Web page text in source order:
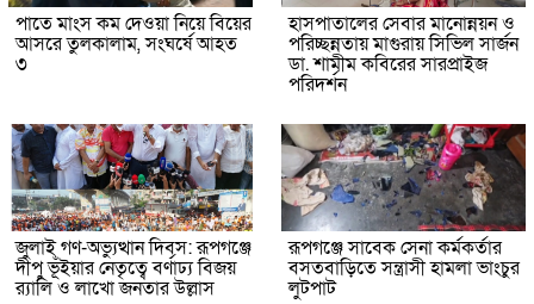
পাতে মাংস কম দেওয়া নিয়ে বিয়ের
আসরে তুলকালাম, সংঘর্ষে আহত
৩
হাসপাতালের সেবার মানোন্নয়ন ও
পরিচ্ছন্নতায় মাগুরায় সিভিল সার্জন
ডা. শামীম কবিরের সারপ্রাইজ
পরিদর্শন
জুলাই গণ-অভ্যুত্থান দিবস: রূপগঞ্জে
দীপু ভূঁইয়ার নেতৃত্বে বর্ণাঢ্য বিজয়
র‌্যালি ও লাখো জনতার উল্লাস
রূপগঞ্জে সাবেক সেনা কর্মকর্তার
বসতবাড়িতে সন্ত্রাসী হামলা ভাংচুর
লুটপাট